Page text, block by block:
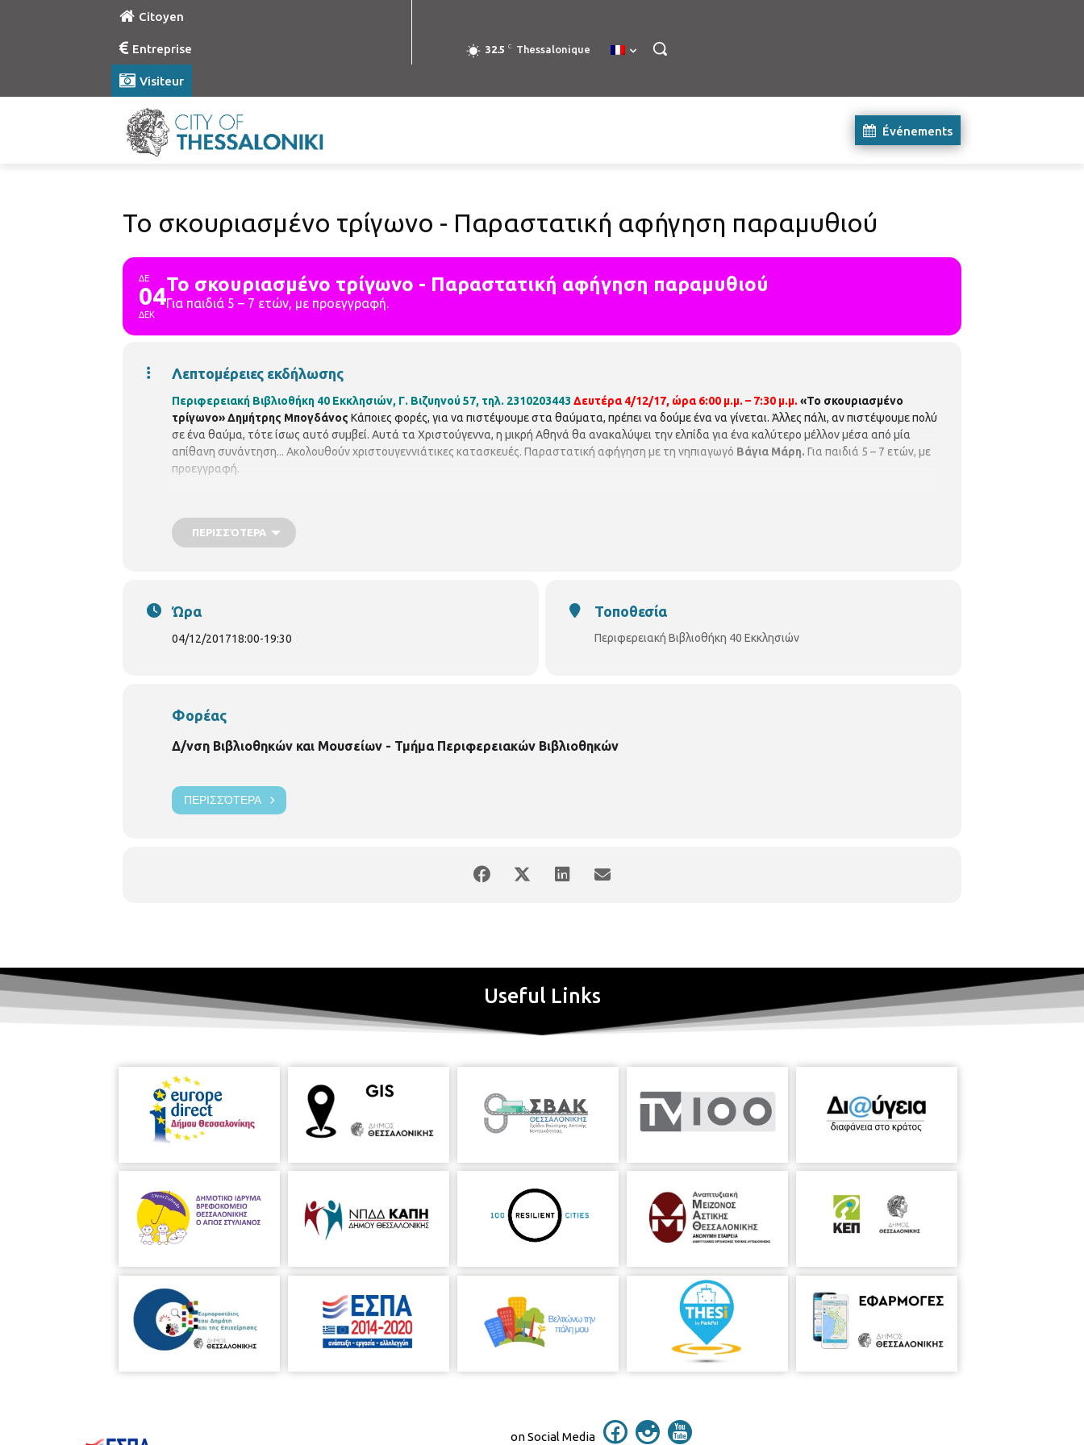
Citoyen
Entreprise
Visiteur
32.5 C Thessalonique
Événements
Το σκουριασμένο τρίγωνο - Παραστατική αφήγηση παραμυθιού
ΔΕ
04
ΔΕΚ
Το σκουριασμένο τρίγωνο - Παραστατική αφήγηση παραμυθιού
Για παιδιά 5 – 7 ετών, με προεγγραφή.
Λεπτομέρειες εκδήλωσης
Περιφερειακή Βιβλιοθήκη 40 Εκκλησιών, Γ. Βιζυηνού 57, τηλ. 2310203443 Δευτέρα 4/12/17, ώρα 6:00 μ.μ. – 7:30 μ.μ. «Το σκουριασμένο
τρίγωνο» Δημήτρης Μπογδάνος Κάποιες φορές, για να πιστέψουμε στα θαύματα, πρέπει να δούμε ένα να γίνεται. Άλλες πάλι, αν πιστέψουμε πολύ
σε ένα θαύμα, τότε ίσως αυτό συμβεί. Αυτά τα Χριστούγεννα, η μικρή Αθηνά θα ανακαλύψει την ελπίδα για ένα καλύτερο μέλλον μέσα από μία
απίθανη συνάντηση... Ακολουθούν χριστουγεννιάτικες κατασκευές. Παραστατική αφήγηση με τη νηπιαγωγό Βάγια Μάρη. Για παιδιά 5 – 7 ετών, με
προεγγραφή.
ΠΕΡΙΣΣΌΤΕΡΑ
Ώρα
04/12/201718:00-19:30
Τοποθεσία
Περιφερειακή Βιβλιοθήκη 40 Εκκλησιών
Φορέας
Δ/νση Βιβλιοθηκών και Μουσείων - Τμήμα Περιφερειακών Βιβλιοθηκών
ΠΕΡΙΣΣΌΤΕΡΑ
Useful Links
on Social Media